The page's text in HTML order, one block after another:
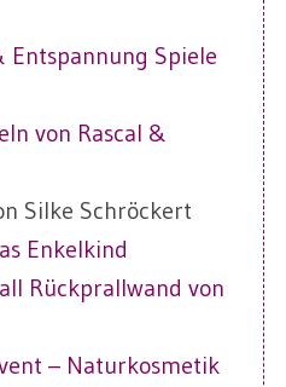
Entspannung Spiele
von Rascal &
Silke Schröckert
Enkelkind
Rückprallwand von
– Naturkosmetik